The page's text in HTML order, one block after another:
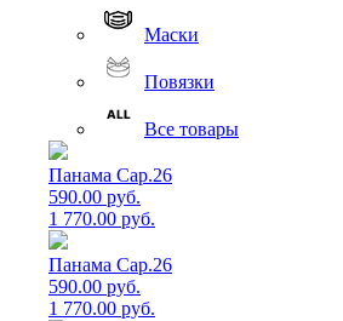
Маски
Повязки
Все товары
Панама Cap.26
590.00 руб.
1 770.00 руб.
Панама Cap.26
590.00 руб.
1 770.00 руб.